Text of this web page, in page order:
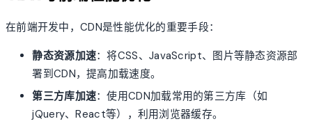
在前端开发中，CDN是性能优化的重要手段：
静态资源加速：将CSS、JavaScript、图片等静态资源部
署到CDN，提高加载速度。
第三方库加速：使用CDN加载常用的第三方库（如
jQuery、React等），利用浏览器缓存。